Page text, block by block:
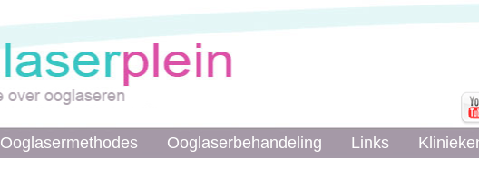
Ooglasermethodes Ooglaserbehandeling Links
Ooglasermethodes Ooglaserbehandeling Links